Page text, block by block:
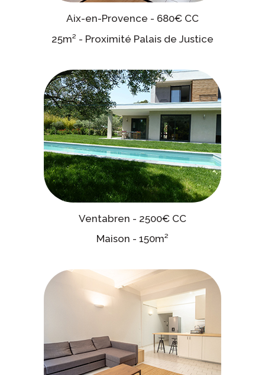
Aix-en-Provence - 680€ CC
25m² - Proximité Palais de Justice
Ventabren - 2500€ CC
Maison - 150m²